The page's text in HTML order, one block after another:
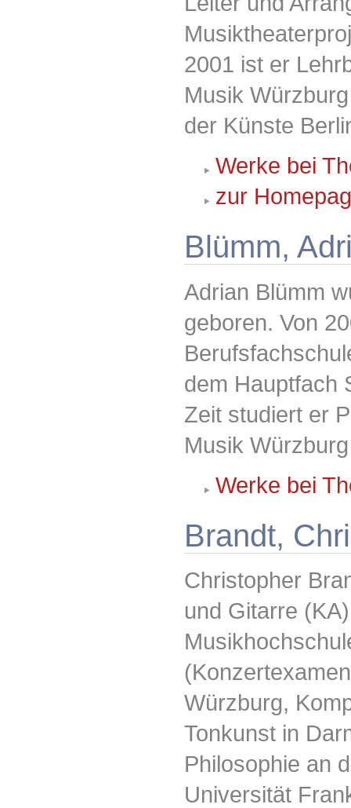
2001 ist er
Musik
der Künste
Werke bei
zur
Blümm,
Adrian Blümm
geboren. Von
dem Hauptfach
Zeit studiert er
Musik
Werke bei
Brandt,
Christopher
und Gitarre
Würzburg,
Tonkunst in
Philosophie an
Universität